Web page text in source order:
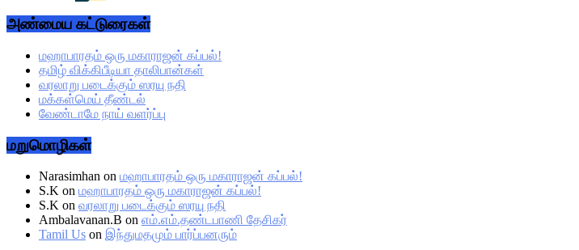
அண்மைய கட்டுரைகள்
மஹாபாரதம் ஒரு மகாராஜன் கப்பல்!
தமிழ் விக்கிபீடியா தாலிபான்கள்
வரலாறு படைக்கும் ஸரயு நதி
மக்கள்மெய் தீண்டல்
வேண்டாமே நாய் வளர்ப்பு
மறுமொழிகள்
Narasimhan on மஹாபாரதம் ஒரு மகாராஜன் கப்பல்!
S.K on மஹாபாரதம் ஒரு மகாராஜன் கப்பல்!
S.K on வரலாறு படைக்கும் ஸரயு நதி
Ambalavanan.B on எம்.எம்.தண்டபாணி தேசிகர்
Tamil Us on இந்துமதமும் பார்ப்பனரும்